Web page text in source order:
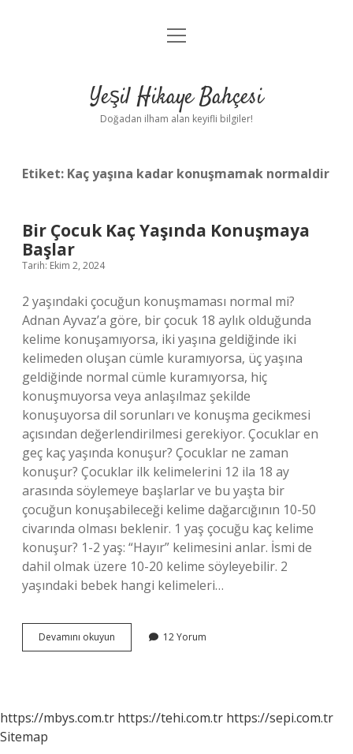
Anasayfa
Yasal Uyarı
menüyü
Yeşil Hikaye Bahçesi
Doğadan ilham alan keyifli bilgiler!
Etiket: Kaç yaşına kadar konuşmamak normaldir
Bir Çocuk Kaç Yaşında Konuşmaya
Başlar
Tarih: Ekim 2, 2024
2 yaşındaki çocuğun konuşmaması normal mi?
Adnan Ayvaz’a göre, bir çocuk 18 aylık olduğunda
kelime konuşamıyorsa, iki yaşına geldiğinde iki
kelimeden oluşan cümle kuramıyorsa, üç yaşına
geldiğinde normal cümle kuramıyorsa, hiç
konuşmuyorsa veya anlaşılmaz şekilde
konuşuyorsa dil sorunları ve konuşma gecikmesi
açısından değerlendirilmesi gerekiyor. Çocuklar en
geç kaç yaşında konuşur? Çocuklar ne zaman
konuşur? Çocuklar ilk kelimelerini 12 ila 18 ay
arasında söylemeye başlarlar ve bu yaşta bir
çocuğun konuşabileceği kelime dağarcığının 10-50
civarında olması beklenir. 1 yaş çocuğu kaç kelime
konuşur? 1-2 yaş: “Hayır” kelimesini anlar. İsmi de
dahil olmak üzere 10-20 kelime söyleyebilir. 2
yaşındaki bebek hangi kelimeleri…
Devamını okuyun
Çocuk
12 Yorum
https://mbys.com.tr https://tehi.com.tr https://sepi.com.tr
Sitemap